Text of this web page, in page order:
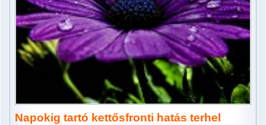
Napokig tartó kettősfronti hatás terhel